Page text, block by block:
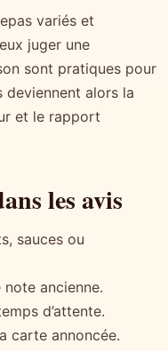
variés et
juger une
sont pratiques pour
deviennent alors la
et le rapport
les avis
sauces ou
note ancienne.
d’attente.
carte annoncée.